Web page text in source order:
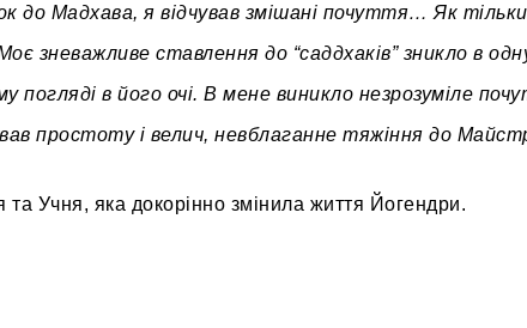
до Мадхава, я відчував змішані почуття… Як
зневажливе ставлення до “саддхаків” зникло в
погляді в його очі. В мене виникло незрозуміле
простоту і велич, невблаганне тяжіння до
та Учня, яка докорінно змінила життя Йогендри.